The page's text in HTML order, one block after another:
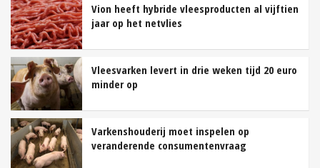
Vion heeft hybride vleesproducten al vijftien
jaar op het netvlies
Vleesvarken levert in drie weken tijd 20 euro
minder op
Varkenshouderij moet inspelen op
veranderende consumentenvraag